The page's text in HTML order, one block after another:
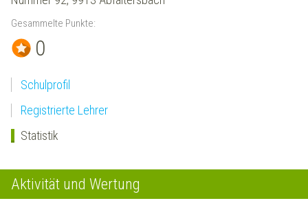
Gesammelte Punkte:
0
Schulprofil
Registrierte Lehrer
Statistik
Aktivität und Wertung